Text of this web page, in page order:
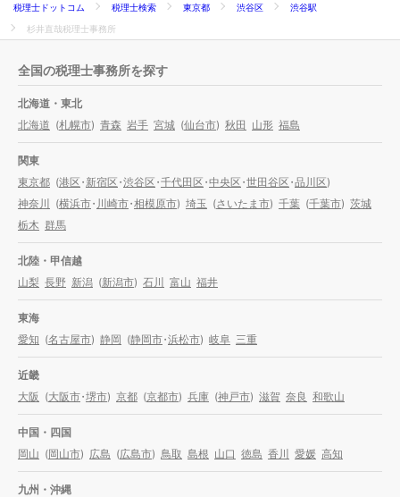
税理士ドットコム 税理士検索 東京都 渋谷区
渋谷駅
杉井直哉税理士事務所
全国の税理士事務所を探す
北海道・東北
北海道 (札幌市) 青森 岩手 宮城 (仙台市) 秋田 山形 福島
関東
東京都 (港区・新宿区・渋谷区・千代田区・中央区・世田谷区・品川区)
神奈川 (横浜市・川崎市・相模原市) 埼玉 (さいたま市) 千葉 (千葉市) 茨城
栃木 群馬
北陸・甲信越
山梨 長野 新潟 (新潟市) 石川 富山 福井
東海
愛知 (名古屋市) 静岡 (静岡市・浜松市) 岐阜 三重
近畿
大阪 (大阪市・堺市) 京都 (京都市) 兵庫 (神戸市) 滋賀 奈良 和歌山
中国・四国
岡山 (岡山市) 広島 (広島市) 鳥取 島根 山口 徳島 香川 愛媛 高知
九州・沖縄